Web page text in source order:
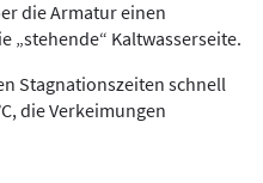
die Armatur einen
„stehende“ Kaltwasserseite.
Stagnationszeiten schnell
die Verkeimungen